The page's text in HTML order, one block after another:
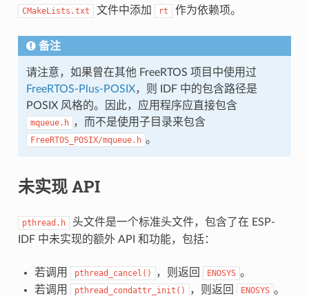
CMakeLists.txt 文件中添加 rt 作为依赖项。
备注
请注意，如果曾在其他 FreeRTOS 项目中使用过
FreeRTOS-Plus-POSIX，则 IDF 中的包含路径是
POSIX 风格的。因此，应用程序应直接包含
mqueue.h ，而不是使用子目录来包含
FreeRTOS_POSIX/mqueue.h 。
未实现 API
pthread.h
头文件是一个标准头文件，包含了在 ESP-
IDF 中未实现的额外 API 和功能，包括：
若调用 pthread_cancel() ，则返回 ENOSYS 。
若调用
pthread_condattr_init() ，则返回 ENOSYS 。